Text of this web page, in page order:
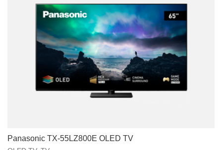
Panasonic TX-55LZ800E OLED TV